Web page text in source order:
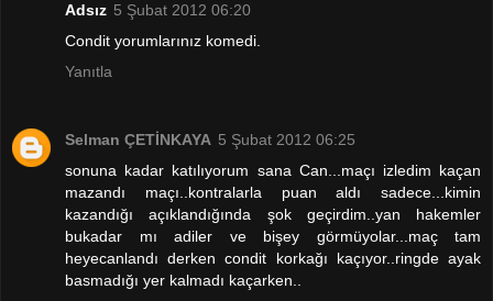
Adsız 5 Şubat 2012 06:20
Condit yorumlarınız komedi.
Yanıtla
Selman ÇETİNKAYA 5 Şubat 2012 06:25
sonuna kadar katılıyorum sana Can...maçı izledim kaçan
mazandı maçı..kontralarla puan aldı sadece...kimin
kazandığı açıklandığında şok geçirdim..yan hakemler
bukadar mı adiler ve bişey görmüyolar...maç tam
heyecanlandı derken condit korkağı kaçıyor..ringde ayak
basmadığı yer kalmadı kaçarken..